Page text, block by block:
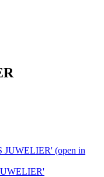
JUWELIER' (open in